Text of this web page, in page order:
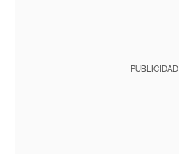
PUBLICIDAD